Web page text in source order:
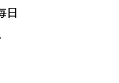
日